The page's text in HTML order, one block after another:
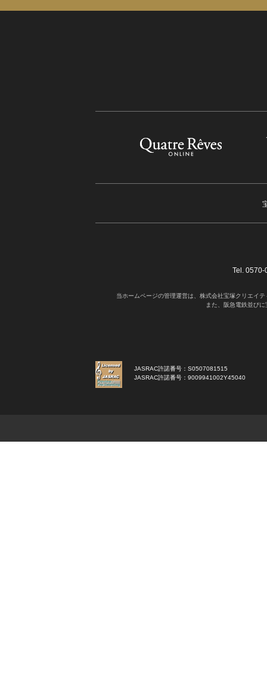
Tel.
当ホームページの管理運営は、株式会社宝塚クリエイ
また、阪急電鉄並び
JASRAC許諾番号：S0507081515
JASRAC許諾番号：9009941002Y45040